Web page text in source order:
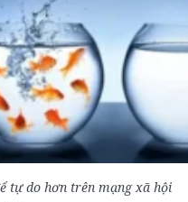
tự do hơn trên mạng xã hội